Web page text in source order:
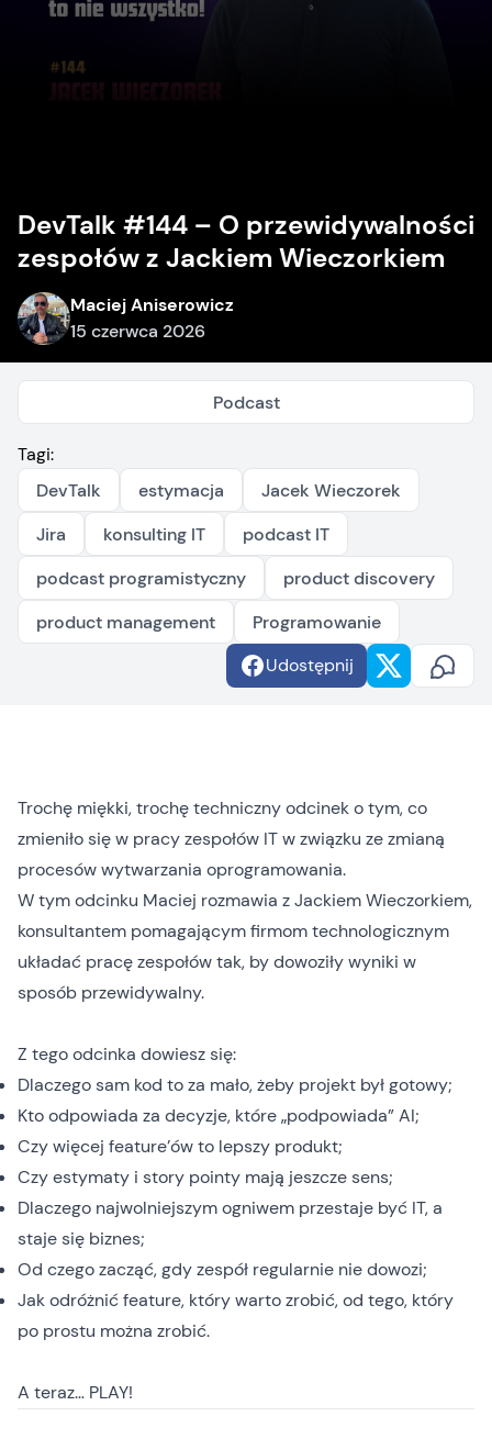
DevTalk #144 – O przewidywalności
zespołów z Jackiem Wieczorkiem
Maciej Aniserowicz
15 czerwca 2026
Podcast
Tagi:
DevTalk
estymacja
Jacek Wieczorek
Jira
konsulting IT
podcast IT
podcast programistyczny
product discovery
product management
Programowanie
Udostępnij
Trochę miękki, trochę techniczny odcinek o tym, co
zmieniło się w pracy zespołów IT w związku ze zmianą
procesów wytwarzania oprogramowania.
W tym odcinku Maciej rozmawia z Jackiem Wieczorkiem,
konsultantem pomagającym firmom technologicznym
układać pracę zespołów tak, by dowoziły wyniki w
sposób przewidywalny.
Z tego odcinka dowiesz się:
Dlaczego sam kod to za mało, żeby projekt był gotowy;
Kto odpowiada za decyzje, które „podpowiada” AI;
Czy więcej feature’ów to lepszy produkt;
Czy estymaty i story pointy mają jeszcze sens;
Dlaczego najwolniejszym ogniwem przestaje być IT, a
staje się biznes;
Od czego zacząć, gdy zespół regularnie nie dowozi;
Jak odróżnić feature, który warto zrobić, od tego, który
po prostu można zrobić.
A teraz… PLAY!